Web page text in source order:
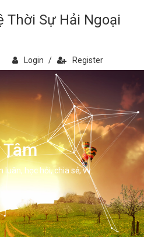
Thời Sự Hải Ngoại
Login / Register
luân, học hỏi, chia sẻ, vv.